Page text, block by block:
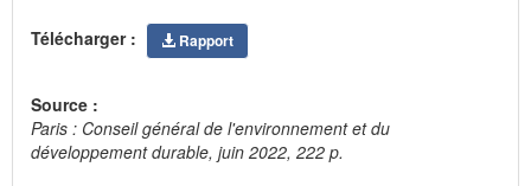
Télécharger : Rapport
Source :
Paris : Conseil général de l'environnement et du
développement durable, juin 2022, 222 p.